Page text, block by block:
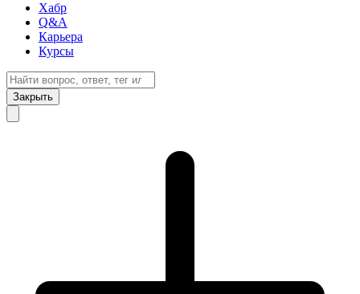
Хабр
Q&A
Карьера
Курсы
Закрыть